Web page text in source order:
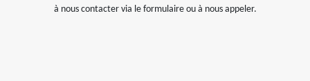
à nous contacter via le formulaire ou à nous appeler.